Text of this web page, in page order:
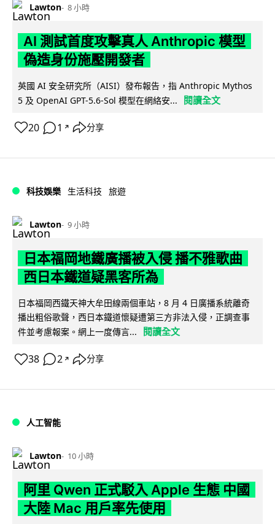
Lawton 8 小時
AI 測試首度攻擊真人 Anthropic 模型
偽造身份施壓開發者
英國 AI 安全研究所（AISI）發布報告，指 Anthropic Mythos
5 及 OpenAI GPT-5.6-Sol 模型在網絡安...
閱讀全文
20 1 ↗ 分享
科技娛樂 生活科技 旅遊
Lawton 9 小時
日本福岡地鐵廣播被入侵 播不雅歌曲
西日本鐵道疑黑客所為
日本福岡西鐵天神大牟田線兩個車站，8 月 4 日廣播系統離奇
播出粗俗歌聲，西日本鐵道懷疑遭第三方非法入侵，正調查事
件並考慮報案。網上一度傳言...
閱讀全文
38 2 ↗ 分享
人工智能
Lawton 10 小時
阿里 Qwen 正式駁入 Apple 生態 中國
大陸 Mac 用戶率先使用